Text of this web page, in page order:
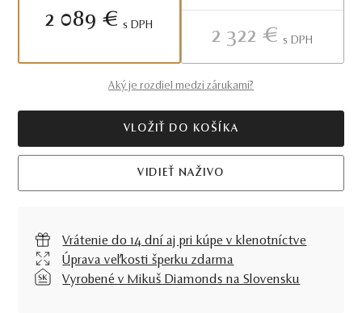
2 089 € S DPH
2 322 € S DPH
Aký je rozdiel medzi zárukami?
VLOŽIŤ DO KOŠÍKA
VIDIEŤ NAŽIVO
Vrátenie do 14 dní aj pri kúpe v klenotníctve
Úprava veľkosti šperku zdarma
Vyrobené v Mikuš Diamonds na Slovensku